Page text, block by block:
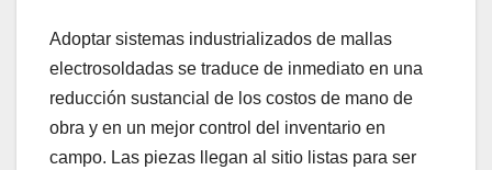
Adoptar sistemas industrializados de mallas
electrosoldadas se traduce de inmediato en una
reducción sustancial de los costos de mano de
obra y en un mejor control del inventario en
campo. Las piezas llegan al sitio listas para ser